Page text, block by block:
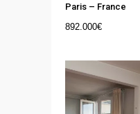
Paris – France
892.000€